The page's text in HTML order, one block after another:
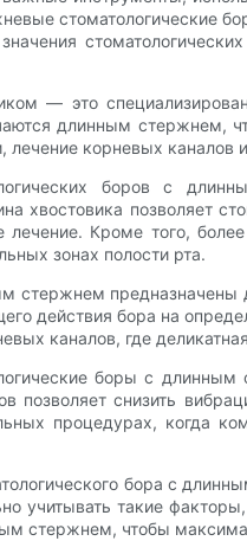
стоматологические
— это
длинным стержнем,
лечение корневых каналов
боров с
хвостовика позволяет
лечение. Кроме того,
зонах полости рта.
стержнем
действия бора на
каналов, где
боры с
позволяет снизить
процедурах, когда
бора с
учитывать такие
стержнем, чтобы